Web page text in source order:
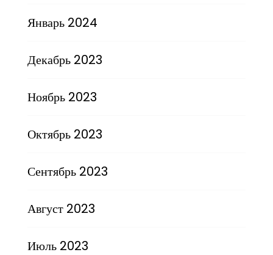
Январь 2024
Декабрь 2023
Ноябрь 2023
Октябрь 2023
Сентябрь 2023
Август 2023
Июль 2023